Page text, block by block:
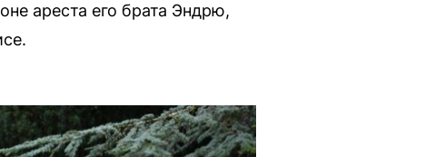
ареста его брата Эндрю,